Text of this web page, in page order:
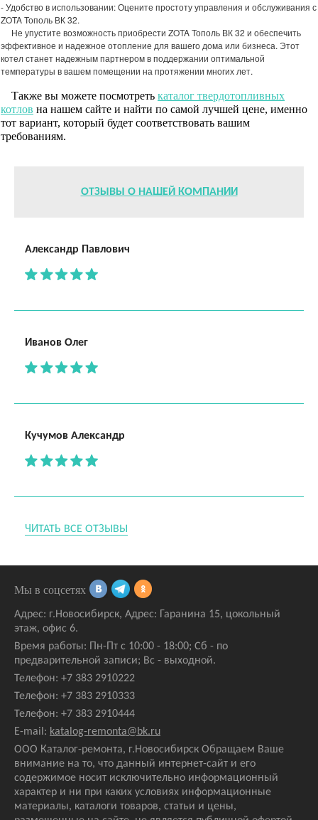
- Удобство в использовании: Оцените простоту управления и обслуживания с
ZOTA Тополь ВК 32.
Не упустите возможность приобрести ZOTA Тополь ВК 32 и обеспечить
эффективное и надежное отопление для вашего дома или бизнеса. Этот
котел станет надежным партнером в поддержании оптимальной
температуры в вашем помещении на протяжении многих лет.
Также вы можете посмотреть каталог твердотопливных
котлов на нашем сайте и найти по самой лучшей цене, именно
тот вариант, который будет соответствовать вашим
требованиям.
ОТЗЫВЫ О НАШЕЙ КОМПАНИИ
Александр Павлович
Иванов Олег
Кучумов Александр
ЧИТАТЬ ВСЕ ОТЗЫВЫ
Адрес: г.Новосибирск, Адрес: Гаранина 15, цокольный
этаж, офис 6.
Время работы: Пн-Пт с 10:00 - 18:00; Сб - по
предварительной записи; Вс - выходной.
Телефон: +7 383 2910222
Телефон: +7 383 2910333
Телефон: +7 383 2910444
E-mail: katalog-remonta@bk.ru
ООО Каталог-ремонта, г.Новосибирск Обращаем Ваше
внимание на то, что данный интернет-сайт и его
содержимое носит исключительно информационный
характер и ни при каких условиях информационные
материалы, каталоги товаров, статьи и цены,
Мы в соцсетях